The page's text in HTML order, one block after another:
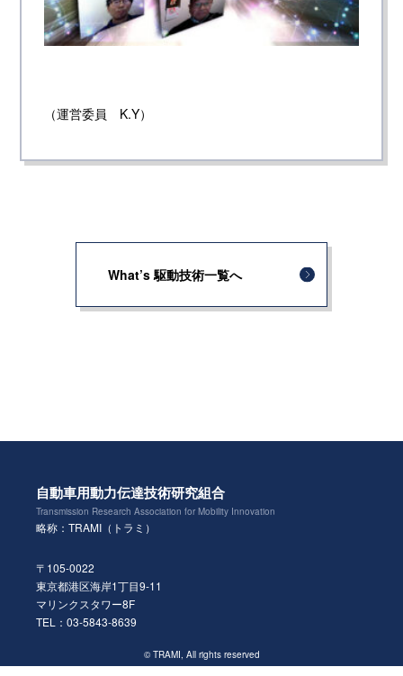
（運営委員 K.Y）
What’s 駆動技術一覧へ
自動車用動力伝達技術研究組合
Transmission Research Association for Mobility Innovation
略称：TRAMI（トラミ）
〒105-0022
東京都港区海岸1丁目9-11
マリンクスタワー8F
TEL：03-5843-8639
© TRAMI, All rights reserved